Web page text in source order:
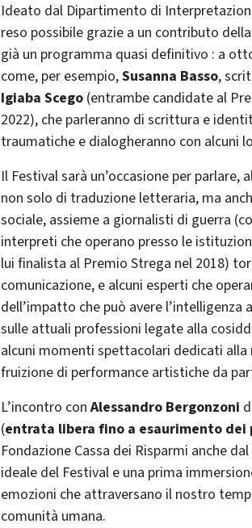
Ideato dal Dipartimento di
reso possibile grazie a un contributo
già un programma quasi definitivo : a
come, per esempio,Susanna Basso,
Igiaba Scego (entrambe candidate al
2022), che parleranno di scrittura e
traumatiche e dialogheranno con alcuni
Il Festival sarà un’occasione per
non solo di traduzione letteraria, ma
sociale, assieme a giornalisti di guerra
interpreti che operano presso le
lui finalista al Premio Strega nel 2018)
comunicazione, e alcuni esperti che
dell’impatto che può avere
sulle attuali professioni legate alla
alcuni momenti spettacolari dedicati alla
fruizione di performance artistiche da
L’incontro conAlessandro Bergonzoni
(entrata libera fino a esaurimento dei
Fondazione Cassa dei Risparmi anche
ideale del Festival e una prima
emozioni che attraversano il nostro
comunità umana.